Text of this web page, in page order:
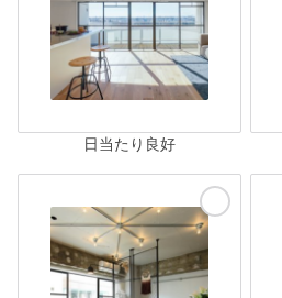
日当たり良好